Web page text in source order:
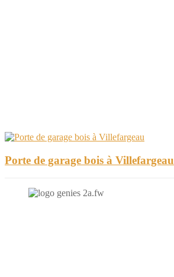
Porte de garage bois à Villefargeau